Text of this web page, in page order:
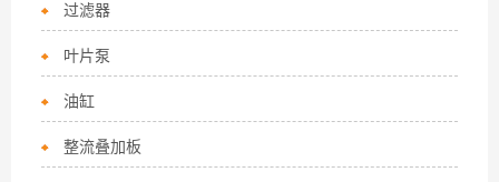
过滤器
叶片泵
油缸
整流叠加板